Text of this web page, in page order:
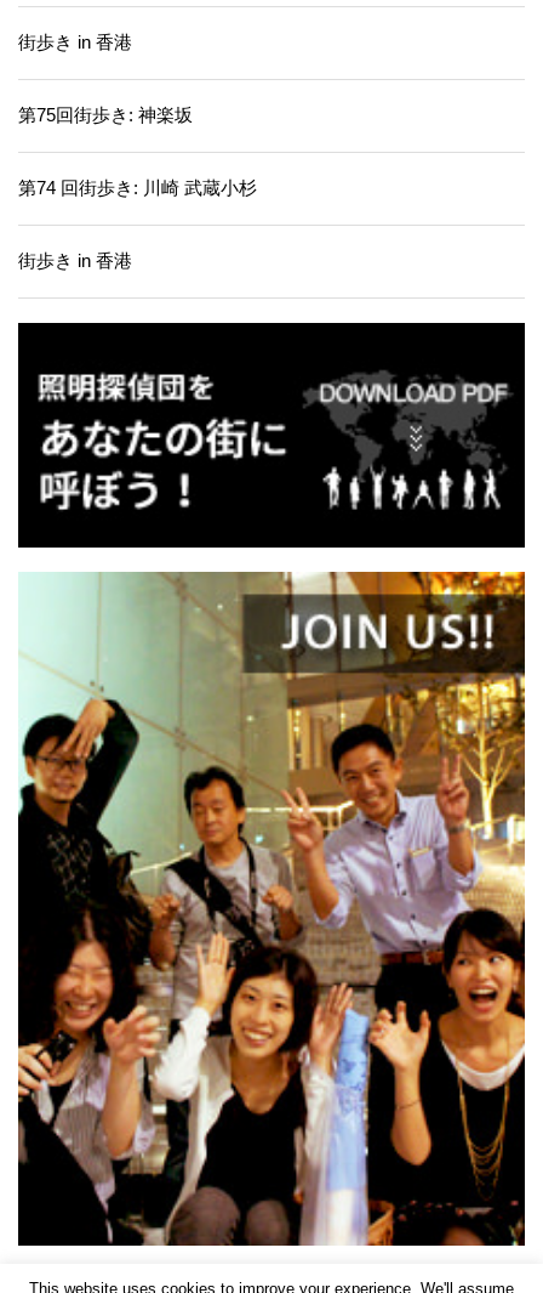
街歩き in 香港
第75回街歩き: 神楽坂
第74 回街歩き: 川崎 武蔵小杉
街歩き in 香港
This website uses cookies to improve your experience. We'll assume